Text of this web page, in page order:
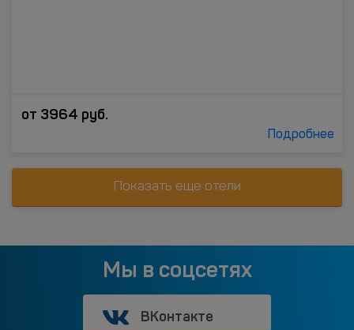
от 3964 руб.
Подробнее
Показать еще отели
Мы в соцсетях
ВКонтакте